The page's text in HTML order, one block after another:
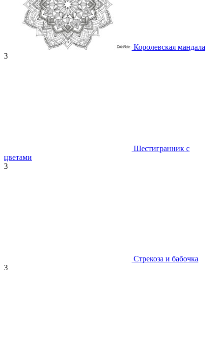
Королевская мандала
3
Шестигранник с
цветами
3
Стрекоза и бабочка
3